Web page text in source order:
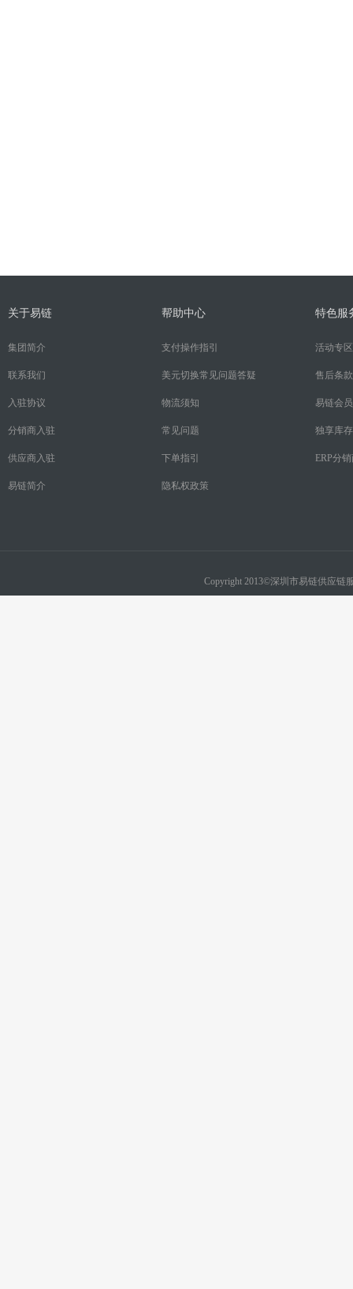
关于易链
集团简介
联系我们
入驻协议
分销商入驻
供应商入驻
易链简介
帮助中心
支付操作指引
美元切换常见问题答疑
物流须知
常见问题
下单指引
隐私权政策
特色服
活动专区
售后条款
易链会
独享库
ERP分
Copyright 2013©深圳市易链供应链